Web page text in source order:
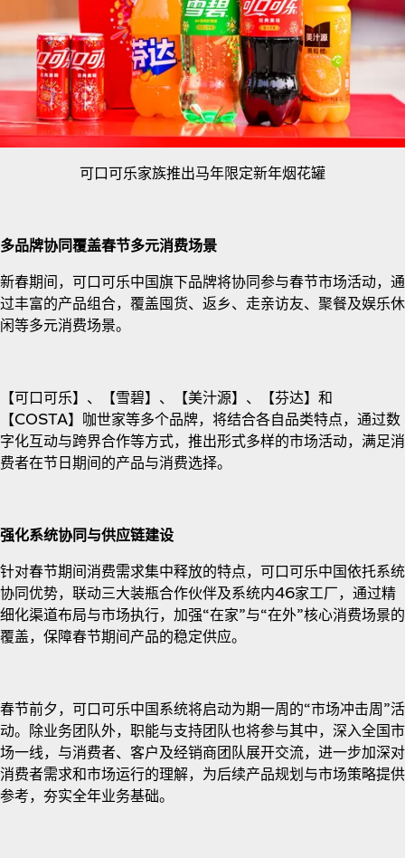
可口可乐家族推出马年限定新年烟花罐
多品牌协同覆盖春节多元消费场景
新春期间，可口可乐中国旗下品牌将协同参与春节市场活动，通
过丰富的产品组合，覆盖囤货、返乡、走亲访友、聚餐及娱乐休
闲等多元消费场景。
【可口可乐】、【雪碧】、【美汁源】、【芬达】和
【COSTA】咖世家等多个品牌，将结合各自品类特点，通过数
字化互动与跨界合作等方式，推出形式多样的市场活动，满足消
费者在节日期间的产品与消费选择。
强化系统协同与供应链建设
针对春节期间消费需求集中释放的特点，可口可乐中国依托系统
协同优势，联动三大装瓶合作伙伴及系统内46家工厂，通过精
细化渠道布局与市场执行，加强“在家”与“在外”核心消费场景的
覆盖，保障春节期间产品的稳定供应。
春节前夕，可口可乐中国系统将启动为期一周的“市场冲击周”活
动。除业务团队外，职能与支持团队也将参与其中，深入全国市
场一线，与消费者、客户及经销商团队展开交流，进一步加深对
消费者需求和市场运行的理解，为后续产品规划与市场策略提供
参考，夯实全年业务基础。